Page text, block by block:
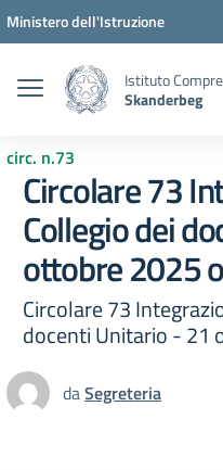
Vai ai contenuti
Vai al menu di navigazione
Vai al footer
Ministero dell'Istruzione
Istituto
Skanderbeg
circ. n.73
Circolare 73
Collegio dei
ottobre 2025
Circolare 73
docenti Unitario - 21
daSegreteria